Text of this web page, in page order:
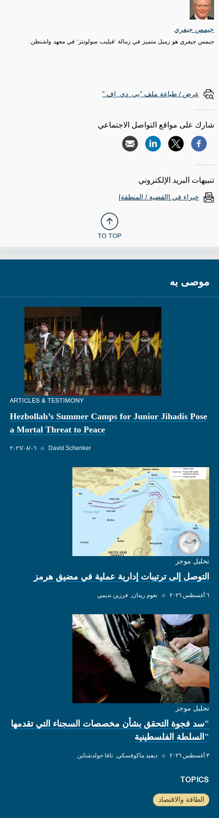
جيمس جيفري
جيمس جيفري هو زميل متميز في زمالة "فيليب سولونتز" في معهد واشنطن.
عرض / طباعة ملف "پي. دي. إف."
شارك على مواقع التواصل الاجتماعي
تنبيهات البريد الإلكتروني
خبراء في [القضية / المنطقة]
TO TOP
موصى به
ARTICLES & TESTIMONY
Hezbollah’s Summer Camps for Junior Jihadis Pose
a Mortal Threat to Peace
٠٦‏/٠٨‏/٢٠٢٦ ◆ David Schenker
تحليل موجز
التوصل إلى ترتيبات إدارية عملية في مضيق هرمز
٦ أغسطس ٢٠٢٦ ◆ نعوم ريدان فرزين نديمي
تحليل موجز
"سد فجوة التحقق بشأن مخصصات السجناء التي تقدمها
"السلطة الفلسطينية
٣ أغسطس ٢٠٢٦ ◆ ديفيد ماكوفسكي نافا جولدشتاين
TOPICS
الطاقة والاقتصاد